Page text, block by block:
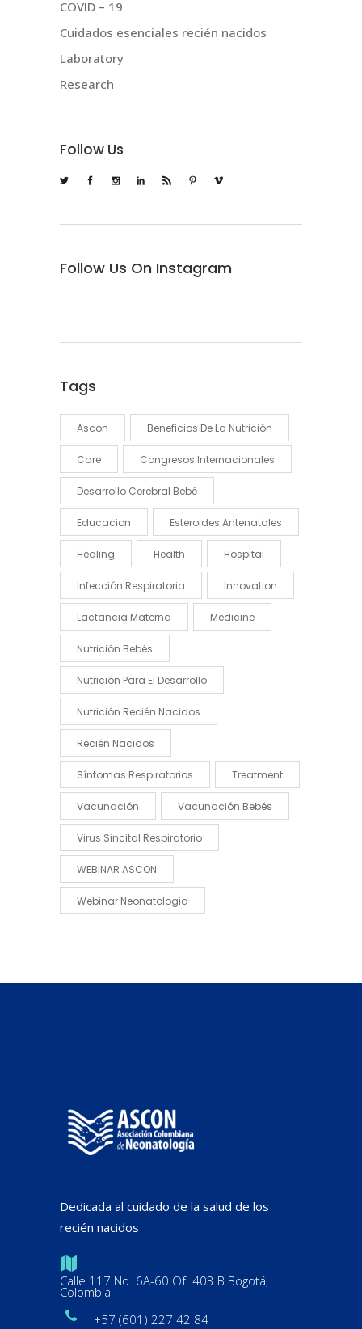
COVID – 19
Cuidados esenciales recién nacidos
Laboratory
Research
Follow Us
Follow Us On Instagram
Tags
Ascon Beneficios De La Nutrición
Care Congresos Internacionales
Desarrollo Cerebral Bebé
Educacion Esteroides Antenatales
Healing Health Hospital
Infección Respiratoria Innovation
Lactancia Materna Medicine
Nutrición Bebés
Nutrición Para El Desarrollo
Nutrición Recién Nacidos
Recién Nacidos
Síntomas Respiratorios Treatment
Vacunación Vacunación Bebés
Virus Sincital Respiratorio
WEBINAR ASCON
Webinar Neonatologia
Dedicada al cuidado de la salud de los
recién nacidos
Calle 117 No. 6A-60 Of. 403 B Bogotá,
Colombia
+57 (601) 227 42 84